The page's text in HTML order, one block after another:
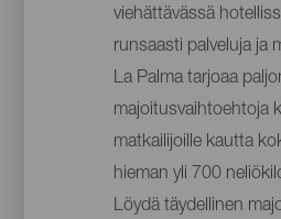
viehättävässä
runsaasti palveluja ja
La Palma tarjoaa
majoitusvaihtoehtoja
matkailijoille kautta
hieman yli 700
Löydä täydellinen